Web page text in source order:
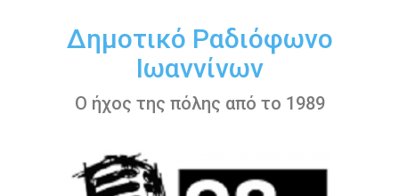
περιεχόμενοΔημοτικό Ραδιόφωνο
Ιωαννίνων
Ο ήχος της πόλης από το 1989